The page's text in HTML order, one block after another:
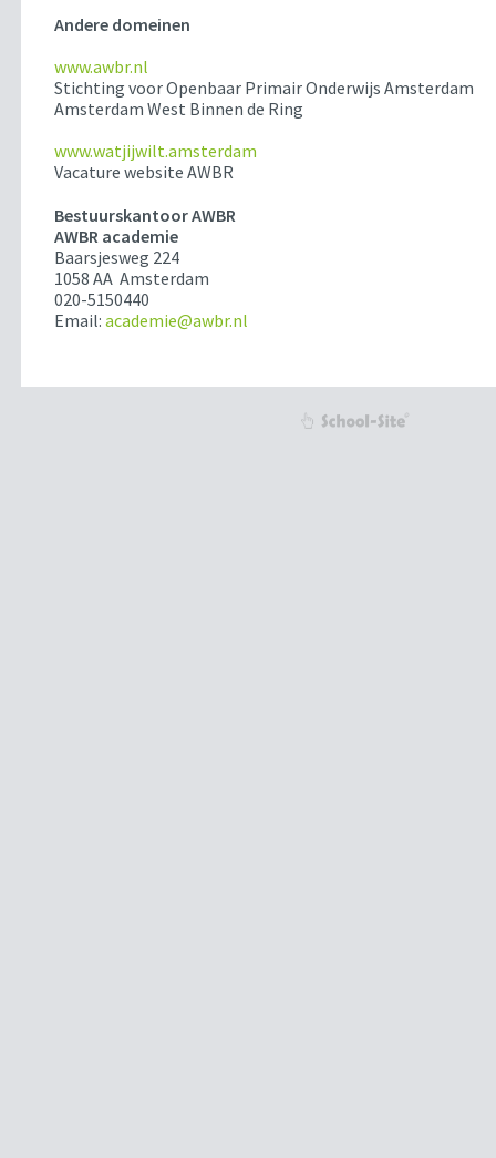
Andere domeinen
www.awbr.nl
Stichting voor Openbaar Primair Onderwijs Amsterdam
Amsterdam West Binnen de Ring
www.watjijwilt.amsterdam
Vacature website AWBR
Bestuurskantoor AWBR
AWBR academie
Baarsjesweg 224
1058 AA Amsterdam
020-5150440
Email:academie@awbr.nl